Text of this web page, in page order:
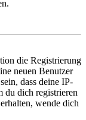
die Registrierung
neuen Benutzer
dass deine IP-
du dich registrieren
wende dich